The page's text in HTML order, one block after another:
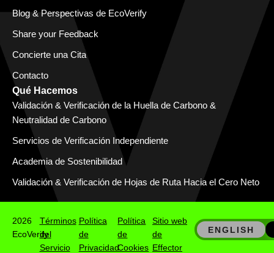
Blog & Perspectivas de EcoVerify
Share your Feedback
Concierte una Cita
Contacto
Qué Hacemos
Validación & Verificación de la Huella de Carbono &
Neutralidad de Carbono
Servicios de Verificación Independiente
Academia de Sostenibilidad
Validación & Verificación de Hojas de Ruta Hacia el Cero Neto
2026
EcoVerify
Términos
del
Servicio
Política
de
Privacidad
Política
de
Cookies
Sitio web
de
Effector
ENGLISH